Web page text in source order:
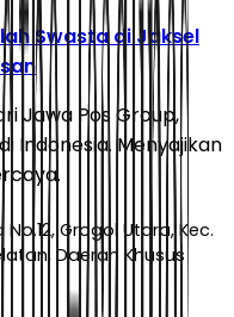
Swasta di Jaksel
Jawa Pos Group,
Indonesia. Menyajikan
Grogol Utara, Kec.
Daerah Khusus